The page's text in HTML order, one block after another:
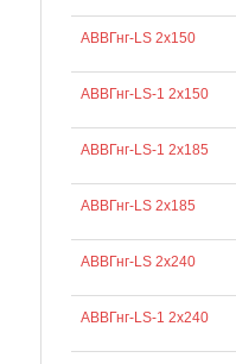
АВВГнг-LS 2х150
АВВГнг-LS-1 2х150
АВВГнг-LS-1 2х185
АВВГнг-LS 2х185
АВВГнг-LS 2х240
АВВГнг-LS-1 2х240